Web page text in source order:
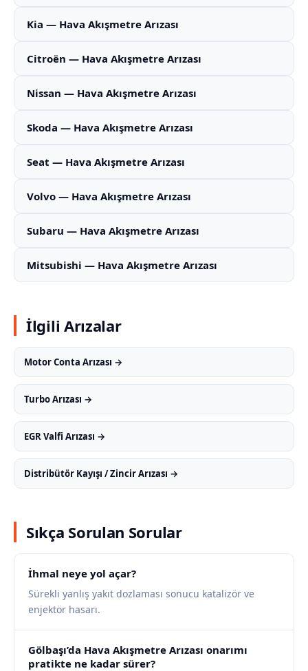
Kia — Hava Akışmetre Arızası
Citroën — Hava Akışmetre Arızası
Nissan — Hava Akışmetre Arızası
Skoda — Hava Akışmetre Arızası
Seat — Hava Akışmetre Arızası
Volvo — Hava Akışmetre Arızası
Subaru — Hava Akışmetre Arızası
Mitsubishi — Hava Akışmetre Arızası
İlgili Arızalar
Motor Conta Arızası →
Turbo Arızası →
EGR Valfi Arızası →
Distribütör Kayışı / Zincir Arızası →
Sıkça Sorulan Sorular
İhmal neye yol açar?
Sürekli yanlış yakıt dozlaması sonucu katalizör ve
enjektör hasarı.
Gölbaşı’da Hava Akışmetre Arızası onarımı
pratikte ne kadar sürer?